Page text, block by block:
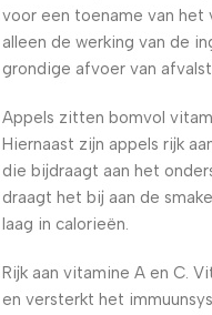
voor een toename van
alleen de werking van de
grondige afvoer van
Appels zitten bomvol
Hiernaast zijn appels rijk
die bijdraagt aan het
draagt het bij aan de
laag in calorieën.
Rijk aan vitamine A en C.
en versterkt het